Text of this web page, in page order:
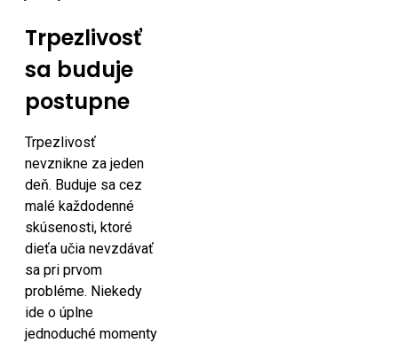
Trpezlivosť
sa buduje
postupne
Trpezlivosť
nevznikne za jeden
deň. Buduje sa cez
malé každodenné
skúsenosti, ktoré
dieťa učia nevzdávať
sa pri prvom
probléme. Niekedy
ide o úplne
jednoduché momenty